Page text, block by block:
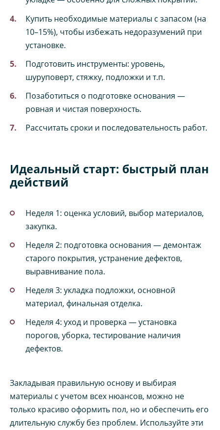
Купить необходимые материалы с запасом (на
10–15%), чтобы избежать недоразумений при
установке.
Подготовить инструменты: уровень,
шуруповерт, стяжку, подложки и т.п.
Позаботиться о подготовке основания —
ровная и чистая поверхность.
Рассчитать сроки и последовательность работ.
Идеальный старт: быстрый план
действий
Неделя 1: оценка условий, выбор материалов,
закупка.
Неделя 2: подготовка основания — демонтаж
старого покрытия, устранение дефектов,
выравнивание пола.
Неделя 3: укладка подложки, основной
материал, финальная отделка.
Неделя 4: уход и проверка — установка
порогов, уборка, тестирование наличия
дефектов.
Закладывая правильную основу и выбирая
материалы с учетом всех нюансов, можно не
только красиво оформить пол, но и обеспечить его
длительную службу без проблем. Используйте эти